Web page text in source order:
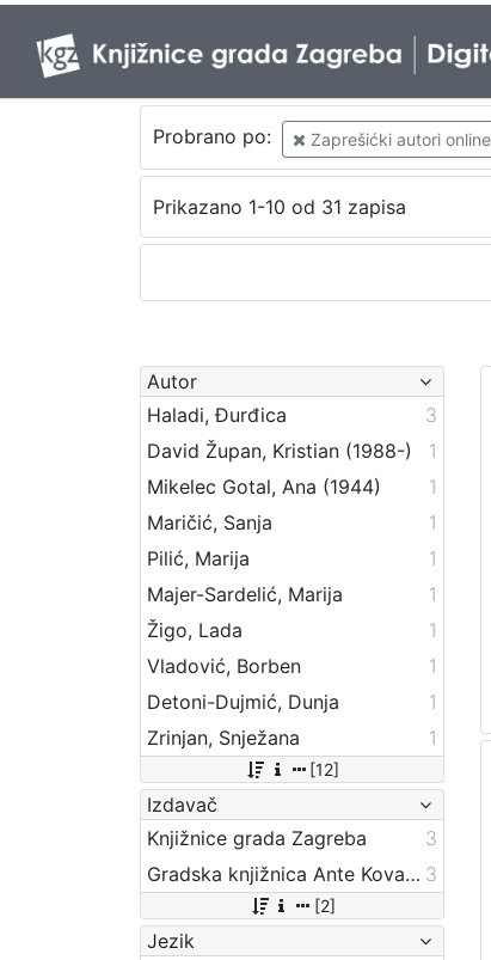
Probrano po: Zaprešićki autori online
Prikazano 1-10 od 31 zapisa
Autor
Haladi, Đurđica
3
David Župan, Kristian (1988-)
1
Mikelec Gotal, Ana (1944)
1
Maričić, Sanja
1
Pilić, Marija
1
Majer-Sardelić, Marija
1
Žigo, Lada
1
Vladović, Borben
1
Detoni-Dujmić, Dunja
1
Zrinjan, Snježana
1
[12]
Izdavač
Knjižnice grada Zagreba
3
Gradska knjižnica Ante Kovačića 3
[2]
Jezik